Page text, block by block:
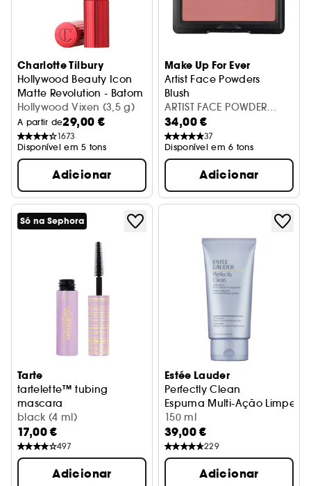
Charlotte Tilbury
Hollywood Beauty Icon
Matte Revolution - Batom
Hollywood Vixen (3,5 g)
A partir de29,00 €
1673
Disponível em 5 tons
Adicionar
Make Up For Ever
Artist Face Powders
Blush
ARTIST FACE POWDER
BLUSH 230
34,00 €
37
Disponível em 6 tons
Adicionar
Só na Sephora
Tarte
tartelette™ tubing
mascara
Máscara tubing alongadora (tamanho viagem)
black (4 ml)
17,00 €
497
Adicionar
Estée Lauder
Perfectly Clean
Espuma Multi-Ação
150 ml
39,00 €
229
Adicionar